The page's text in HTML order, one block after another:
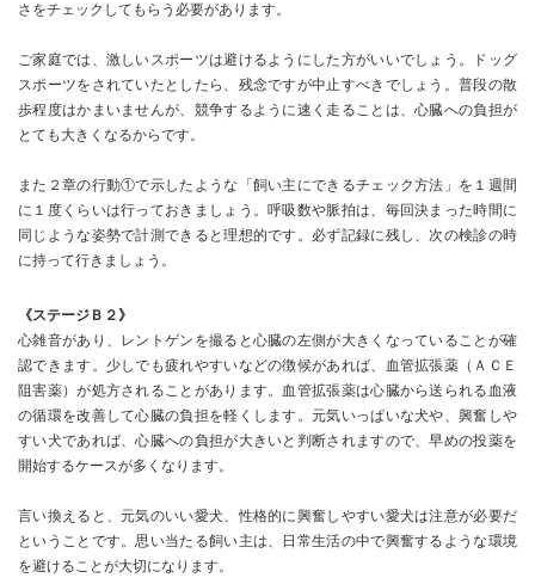
さをチェックしてもらう必要があります。
ご家庭では、激しいスポーツは避けるようにした方がいいでしょう。ドッグ
スポーツをされていたとしたら、残念ですが中止すべきでしょう。普段の散
歩程度はかまいませんが、競争するように速く走ることは、心臓への負担が
とても大きくなるからです。
また２章の行動①で示したような「飼い主にできるチェック方法」を１週間
に１度くらいは行っておきましょう。呼吸数や脈拍は、毎回決まった時間に
同じような姿勢で計測できると理想的です。必ず記録に残し、次の検診の時
に持って行きましょう。
《ステージＢ２》
心雑音があり、レントゲンを撮ると心臓の左側が大きくなっていることが確
認できます。少しでも疲れやすいなどの徴候があれば、血管拡張薬（ＡＣＥ
阻害薬）が処方されることがあります。血管拡張薬は心臓から送られる血液
の循環を改善して心臓の負担を軽くします。元気いっぱいな犬や、興奮しや
すい犬であれば、心臓への負担が大きいと判断されますので、早めの投薬を
開始するケースが多くなります。
言い換えると、元気のいい愛犬、性格的に興奮しやすい愛犬は注意が必要だ
ということです。思い当たる飼い主は、日常生活の中で興奮するような環境
を避けることが大切になります。